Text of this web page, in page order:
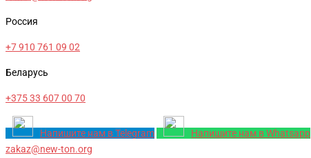
Россия
+7 910 761 09 02
Беларусь
+375 33 607 00 70
Напишите нам в Telegram Напишите нам в Whatsapp
zakaz@new-ton.org